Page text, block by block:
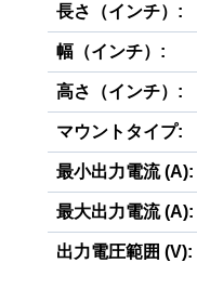
長さ（インチ）:
幅（インチ）:
高さ（インチ）:
マウントタイプ:
最小出力電流 (A):
最大出力電流 (A):
出力電圧範囲 (V):